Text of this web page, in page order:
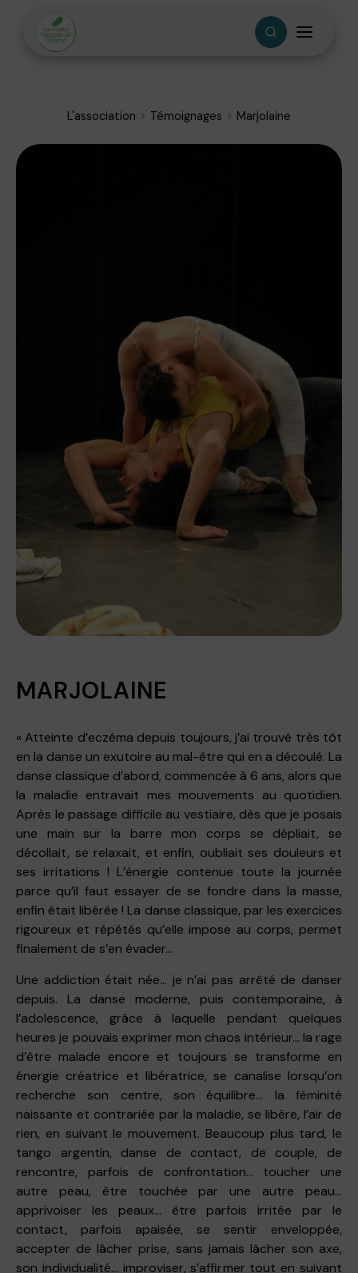
L'association Témoignages Marjolaine
MARJOLAINE
« Atteinte d’eczéma depuis toujours, j’ai trouvé très tôt
en la danse un exutoire au mal-être qui en a découlé. La
danse classique d’abord, commencée à 6 ans, alors que
la maladie entravait mes mouvements au quotidien.
Après le passage difficile au vestiaire, dès que je posais
une main sur la barre mon corps se dépliait, se
décollait, se relaxait, et enfin, oubliait ses douleurs et
ses irritations ! L’énergie contenue toute la journée
parce qu’il faut essayer de se fondre dans la masse,
enfin était libérée ! La danse classique, par les exercices
rigoureux et répétés qu’elle impose au corps, permet
finalement de s’en évader…
Une addiction était née… je n’ai pas arrêté de danser
depuis. La danse moderne, puis contemporaine, à
l’adolescence, grâce à laquelle pendant quelques
heures je pouvais exprimer mon chaos intérieur… la rage
d’être malade encore et toujours se transforme en
énergie créatrice et libératrice, se canalise lorsqu’on
recherche son centre, son équilibre… la féminité
naissante et contrariée par la maladie, se libère, l’air de
rien, en suivant le mouvement. Beaucoup plus tard, le
tango argentin, danse de contact, de couple, de
rencontre, parfois de confrontation… toucher une
autre peau, être touchée par une autre peau…
apprivoiser les peaux… être parfois irritée par le
contact, parfois apaisée, se sentir enveloppée,
accepter de lâcher prise, sans jamais lâcher son axe,
son individualité… improviser, s’affirmer tout en suivant